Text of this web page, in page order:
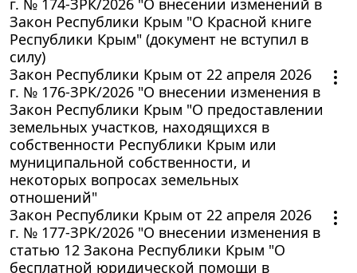
Закон Республики Крым "О Красной книге
Республики Крым" (документ не вступил в
силу)
Закон Республики Крым от 22 апреля 2026
г. № 176-ЗРК/2026 "О внесении изменения в
Закон Республики Крым "О предоставлении
земельных участков, находящихся в
собственности Республики Крым или
муниципальной собственности, и
некоторых вопросах земельных
отношений"
Закон Республики Крым от 22 апреля 2026
г. № 177-ЗРК/2026 "О внесении изменения в
статью 12 Закона Республики Крым "О
бесплатной юридической помощи в